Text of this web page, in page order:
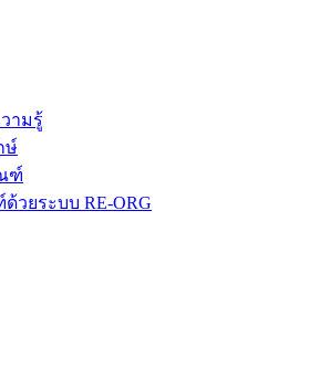
ามรู้
ษ์
ฑ์
ยระบบ RE-ORG